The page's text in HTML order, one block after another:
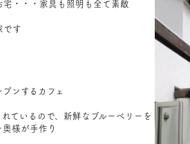
・・・家具も照明も全て素敵
です
ンするカフェ
ているので、新鮮なブルーベリーを
様が手作り